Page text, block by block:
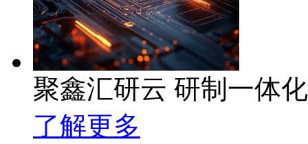
聚鑫汇研云 研制一体
了解更多